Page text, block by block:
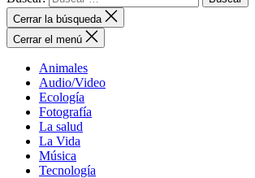
Cerrar la búsqueda
Cerrar el menú
Animales
Audio/Video
Ecología
Fotografía
La salud
La Vida
Música
Tecnología